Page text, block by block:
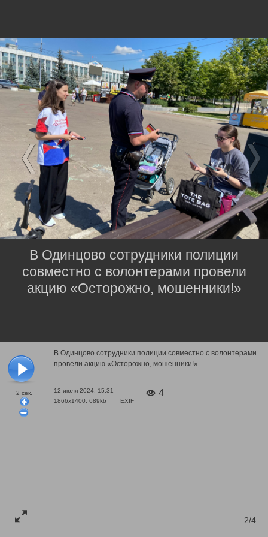
2 сек.
В Одинцово сотрудники полиции совместно с волонтерами
провели акцию «Осторожно, мошенники!»
12 июля 2024, 15:31
1866x1400, 689kb
EXIF
4
2/4
В Одинцово сотрудники полиции
совместно с волонтерами провели
акцию «Осторожно, мошенники!»